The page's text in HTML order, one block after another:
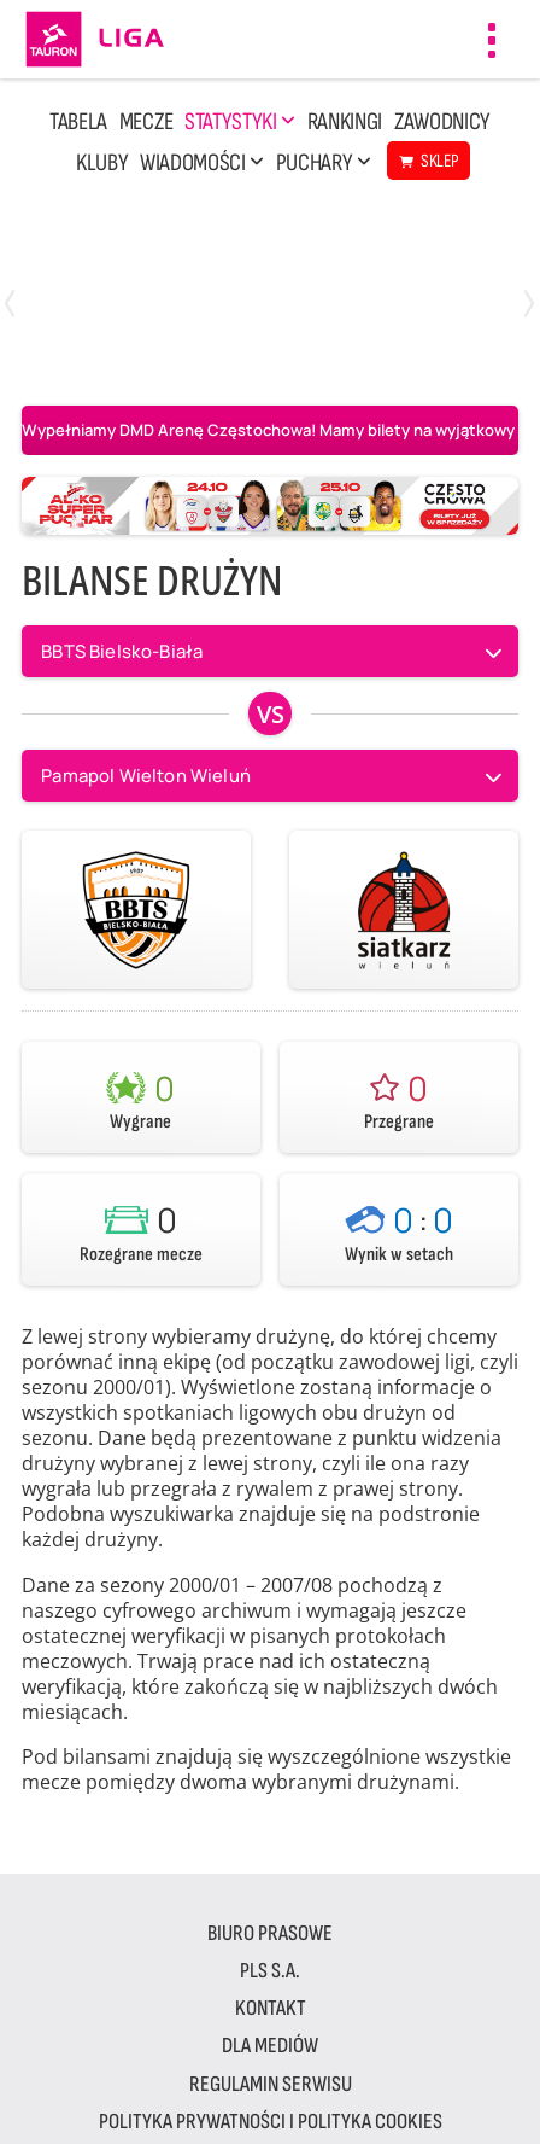
TABELA MECZE STATYSTYKI RANKINGI ZAWODNICY
KLUBY WIADOMOŚCI PUCHARY SKLEP
Wypełniamy DMD Arenę Częstochowa! Mamy bilety na wyjątkowy
BILANSE DRUŻYN
BBTS Bielsko-Biała
VS
Pamapol Wielton Wieluń
0
Wygrane
0
Przegrane
0
Rozegrane mecze
0 : 0
Wynik w setach
Z lewej strony wybieramy drużynę, do której chcemy
porównać inną ekipę (od początku zawodowej ligi, czyli
sezonu 2000/01). Wyświetlone zostaną informacje o
wszystkich spotkaniach ligowych obu drużyn od
sezonu. Dane będą prezentowane z punktu widzenia
drużyny wybranej z lewej strony, czyli ile ona razy
wygrała lub przegrała z rywalem z prawej strony.
Podobna wyszukiwarka znajduje się na podstronie
każdej drużyny.
Dane za sezony 2000/01 – 2007/08 pochodzą z
naszego cyfrowego archiwum i wymagają jeszcze
ostatecznej weryfikacji w pisanych protokołach
meczowych. Trwają prace nad ich ostateczną
weryfikacją, które zakończą się w najbliższych dwóch
miesiącach.
Pod bilansami znajdują się wyszczególnione wszystkie
mecze pomiędzy dwoma wybranymi drużynami.
BIURO PRASOWE
PLS S.A.
KONTAKT
DLA MEDIÓW
REGULAMIN SERWISU
POLITYKA PRYWATNOŚCI I POLITYKA COOKIES